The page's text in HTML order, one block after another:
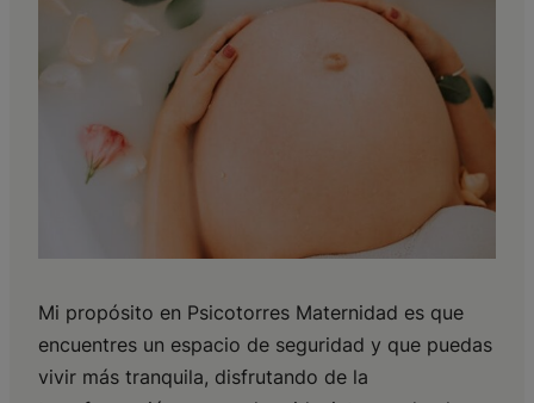
Mi propósito en Psicotorres Maternidad es que
encuentres un espacio de seguridad y que puedas
vivir más tranquila, disfrutando de la